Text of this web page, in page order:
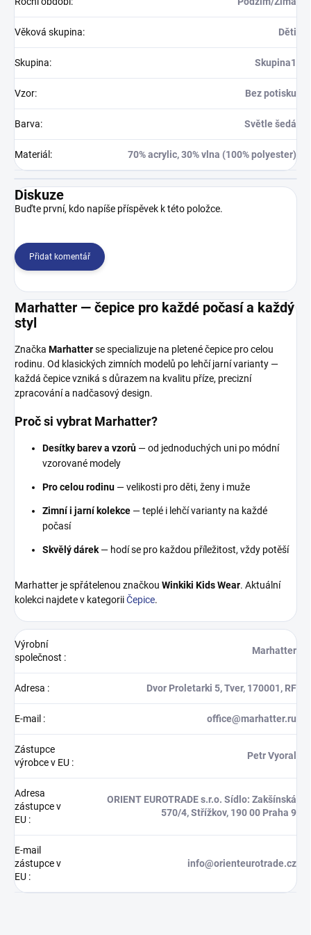
Věková skupina: Děti
Skupina: Skupina1
Vzor: Bez potisku
Barva: Světle šedá
Materiál : 70% acrylic, 30% vlna (100% polyester)
Diskuze
Buďte první, kdo napíše příspěvek k této položce.
Přidat komentář
Marhatter — čepice pro každé počasí a každý
styl
Značka Marhatterse specializuje na pletené čepice pro celou
rodinu. Od klasických zimních modelů po lehčí jarní varianty —
každá čepice vzniká s důrazem na kvalitu příze, precizní
zpracování a nadčasový design.
Proč si vybrat Marhatter?
Desítky barev a vzorů — od jednoduchých uni po módní
vzorované modely
Pro celou rodinu — velikosti pro děti, ženy i muže
Zimní i jarní kolekce — teplé i lehčí varianty na každé
počasí
Skvělý dárek — hodí se pro každou příležitost, vždy potěší
Marhatter je spřátelenou značkou Winkiki Kids Wear. Aktuální
kolekci najdete v kategoriiČepice.
Výrobní
společnost :
Marhatter
Adresa : Dvor Proletarki 5, Tver, 170001, RF
E-mail : office@marhatter.ru
Zástupce
výrobce v EU :
Petr Vyoral
Adresa
zástupce v
EU :
ORIENT EUROTRADE s.r.o. Sídlo: Zakšínská
570/4, Střížkov, 190 00 Praha 9
E-mail
zástupce v
EU :
info@orienteurotrade.cz